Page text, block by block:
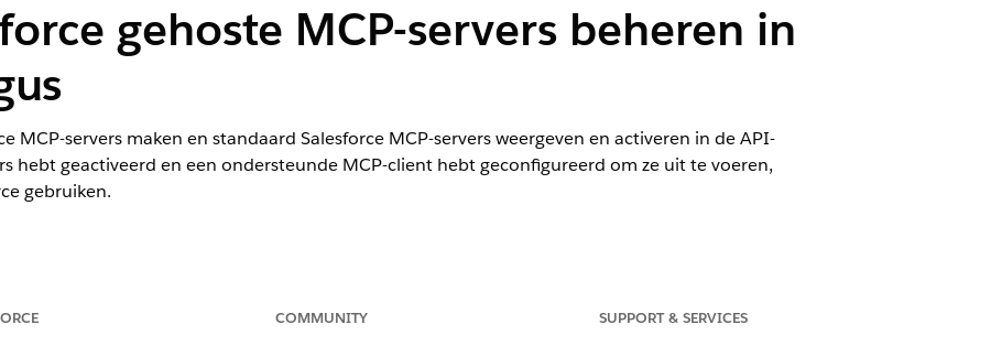
gehoste MCP-servers beheren in
MCP-servers maken en standaard Salesforce MCP-servers weergeven en activeren in de API-
hebt geactiveerd en een ondersteunde MCP-client hebt geconfigureerd om ze uit te voeren,
gebruiken.
Edition
COMMUNITY SUPPORT & SERVICES